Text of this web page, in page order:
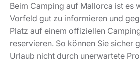
Beim Camping auf Mallorca ist es
Vorfeld gut zu informieren und
Platz auf einem offiziellen
reservieren. So können Sie sicher
Urlaub nicht durch unerwartete